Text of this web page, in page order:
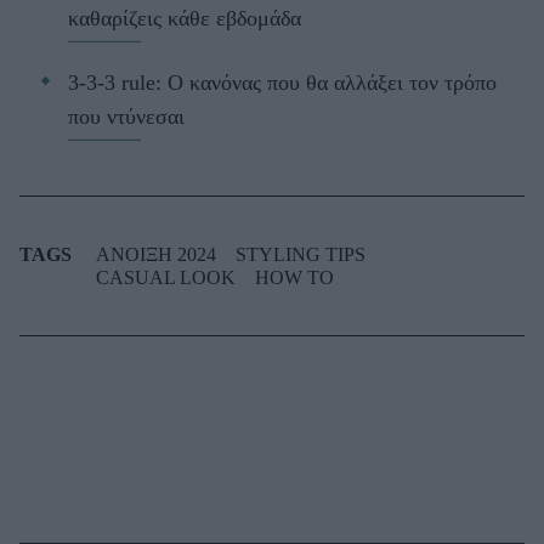
καθαρίζεις κάθε εβδομάδα
3-3-3 rule: Ο κανόνας που θα αλλάξει τον τρόπο
που ντύνεσαι
TAGS ΑΝΟΙΞΗ 2024
STYLING TIPS
CASUAL LOOK
HOW TO